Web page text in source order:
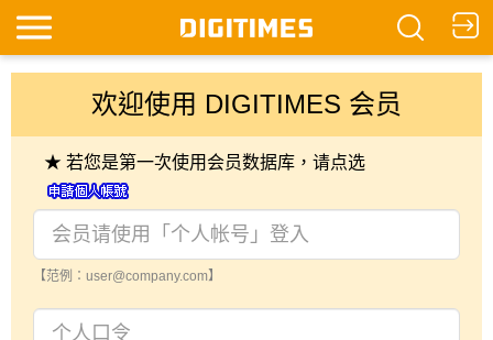
欢迎使用 DIGITIMES 会员
★ 若您是第一次使用会员数据库，请点选
【范例：user@company.com】